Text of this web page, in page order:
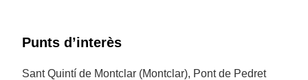
Punts d’interès
Sant Quintí de Montclar (Montclar), Pont de Pedret